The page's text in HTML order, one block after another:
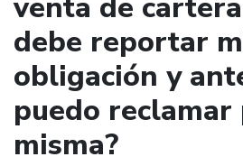
venta de
debe reportar
obligación y
puedo reclamar
misma?